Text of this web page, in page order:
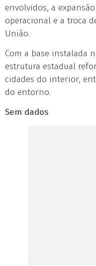
envolvidos, a
operacional e a troca
União.
Com a base instalada
estrutura estadual
cidades do interior,
do entorno.
Sem dados